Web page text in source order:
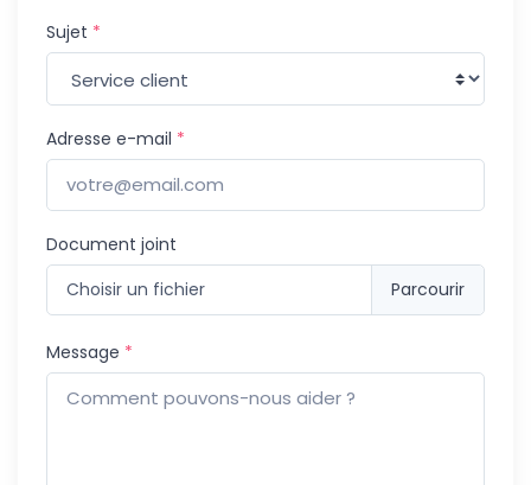
Sujet *
Adresse e-mail *
Document joint
Choisir un fichier
Message *